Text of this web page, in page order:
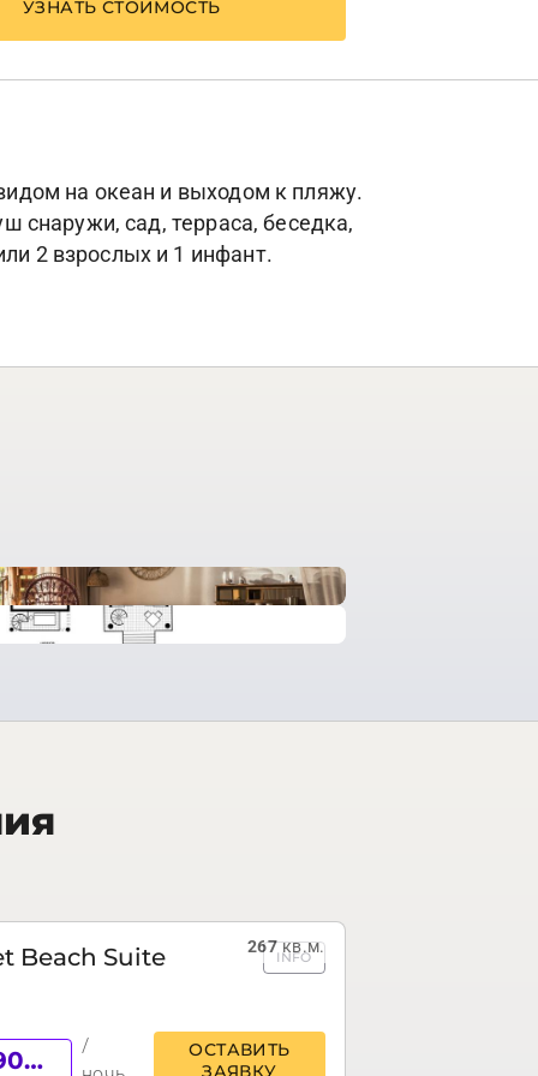
УЗНАТЬ СТОИМОСТЬ
на океан и выходом к пляжу.
снаружи, сад, терраса, беседка,
2 взрослых и 1 инфант.
267кв.м.
Beach Suite INFO
от 1902 €
/
ОСТАВИТЬ
ЗАЯВКУ